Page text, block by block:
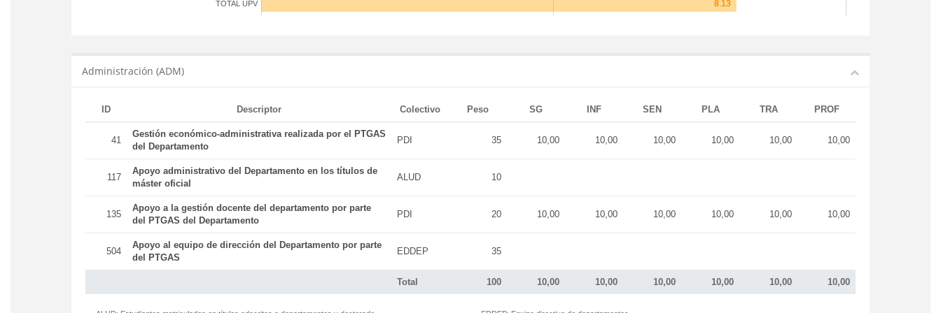
TOTAL UPV
Administración (ADM)
ID Descriptor Colectivo Peso SG INF SEN PLA TRA PROF
Total 100 10,00 10,00 10,00 10,00 10,00 10,00
41
Gestión económico-administrativa realizada por el PTGAS
del Departamento
PDI 35 10,00 10,00 10,00 10,00 10,00 10,00
117
Apoyo administrativo del Departamento en los títulos de
máster oficial
ALUD 10
135
Apoyo a la gestión docente del departamento por parte
del PTGAS del Departamento
PDI 20 10,00 10,00 10,00 10,00 10,00 10,00
504
Apoyo al equipo de dirección del Departamento por parte
del PTGAS
EDDEP 35